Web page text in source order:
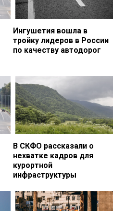
Ингушетия вошла в
тройку лидеров в России
по качеству автодорог
В СКФО рассказали о
нехватке кадров для
курортной
инфраструктуры